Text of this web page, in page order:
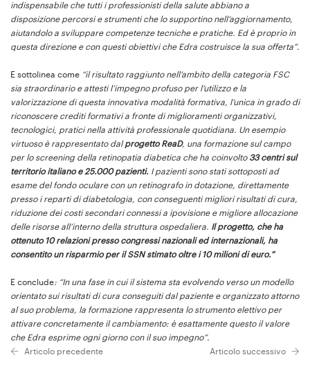
indispensabile che tutti i professionisti della salute abbiano a
disposizione percorsi e strumenti che lo supportino nell’aggiornamento,
aiutandolo a sviluppare competenze tecniche e pratiche. Ed è proprio in
questa direzione e con questi obiettivi che Edra costruisce la sua offerta”.
E sottolinea come “il risultato raggiunto nell’ambito della categoria FSC
sia straordinario e attesti l’impegno profuso per l’utilizzo e la
valorizzazione di questa innovativa modalità formativa, l’unica in grado di
riconoscere crediti formativi a fronte di miglioramenti organizzativi,
tecnologici, pratici nella attività professionale quotidiana. Un esempio
virtuoso è rappresentato dalprogetto ReaD, una formazione sul campo
per lo screening della retinopatia diabetica che ha coinvolto 33 centri sul
territorio italiano e 25.000 pazienti. I pazienti sono stati sottoposti ad
esame del fondo oculare con un retinografo in dotazione, direttamente
presso i reparti di diabetologia, con conseguenti migliori risultati di cura,
riduzione dei costi secondari connessi a ipovisione e migliore allocazione
delle risorse all’interno della struttura ospedaliera. Il progetto, che ha
ottenuto 10 relazioni presso congressi nazionali ed internazionali, ha
consentito un risparmio per il SSN stimato oltre i 10 milioni di euro.”
E conclude: “In una fase in cui il sistema sta evolvendo verso un modello
orientato sui risultati di cura conseguiti dal paziente e organizzato attorno
al suo problema, la formazione rappresenta lo strumento elettivo per
attivare concretamente il cambiamento: è esattamente questo il valore
che Edra esprime ogni giorno con il suo impegno”.
Articolo precedente
Articolo successivo